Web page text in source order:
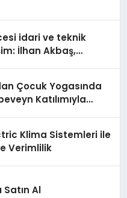
idari ve teknik
İlhan Akbaş,
Çocuk Yogasında
Katılımıyla
Klima Sistemleri ile
Verimlilik
Satın Al